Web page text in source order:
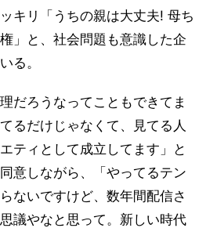
キリ「うちの親は大丈夫! 母ち
」と、社会問題も意識した企
る。
だろうなってこともできてま
るだけじゃなくて、見てる人
ティとして成立してます」と
意しながら、「やってるテン
ないですけど、数年間配信さ
議やなと思って。新しい時代